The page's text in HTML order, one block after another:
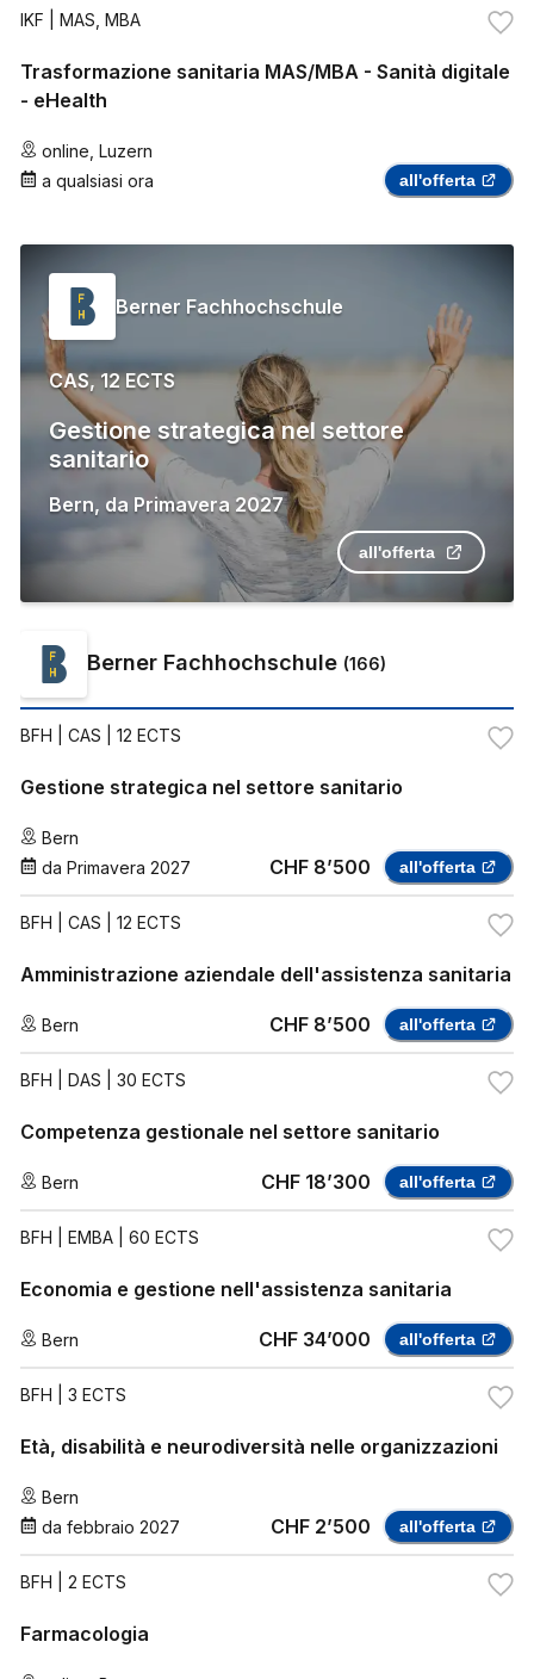
IKF | MAS, MBA
Trasformazione sanitaria MAS/MBA - Sanità digitale
- eHealth
online Luzern
a qualsiasi ora
all'offerta
Berner Fachhochschule
CAS, 12 ECTS
Gestione strategica nel settore
sanitario
Bern, da Primavera 2027
all'offerta
Berner Fachhochschule (166)
BFH | CAS | 12 ECTS
Gestione strategica nel settore sanitario
Bern
da Primavera 2027 CHF 8’500 all'offerta
BFH | CAS | 12 ECTS
Amministrazione aziendale dell'assistenza sanitaria
Bern CHF 8’500 all'offerta
BFH | DAS | 30 ECTS
Competenza gestionale nel settore sanitario
Bern CHF 18’300 all'offerta
BFH | EMBA | 60 ECTS
Economia e gestione nell'assistenza sanitaria
Bern CHF 34’000 all'offerta
BFH | 3 ECTS
Età, disabilità e neurodiversità nelle organizzazioni
Bern
da febbraio 2027 CHF 2’500 all'offerta
BFH | 2 ECTS
Farmacologia